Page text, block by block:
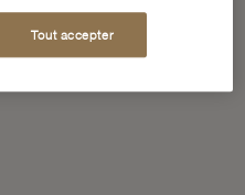
Tout accepter